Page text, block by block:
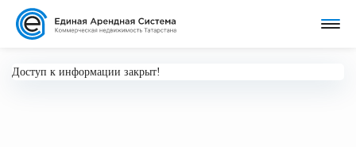
Доступ к информации закрыт!